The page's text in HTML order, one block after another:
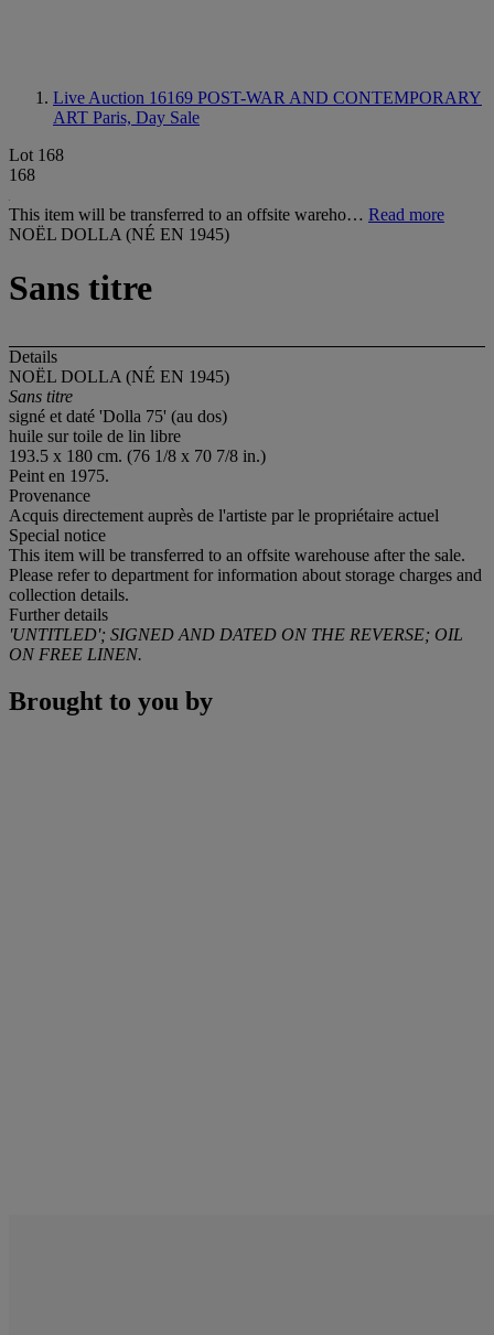
Live Auction 16169 POST-WAR AND CONTEMPORARY
ART Paris, Day Sale
Lot 168
168
This item will be transferred to an offsite wareho… Read more
NOËL DOLLA (NÉ EN 1945)
Sans titre
Details
NOËL DOLLA (NÉ EN 1945)
Sans titre
signé et daté 'Dolla 75' (au dos)
huile sur toile de lin libre
193.5 x 180 cm. (76 1/8 x 70 7/8 in.)
Peint en 1975.
Provenance
Acquis directement auprès de l'artiste par le propriétaire actuel
Special notice
This item will be transferred to an offsite warehouse after the sale.
Please refer to department for information about storage charges and
collection details.
Further details
'UNTITLED'; SIGNED AND DATED ON THE REVERSE; OIL
ON FREE LINEN.
Brought to you by